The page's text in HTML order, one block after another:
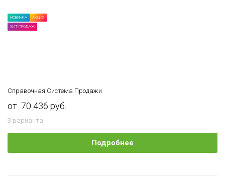
НОВИНКА
АКЦИЯ
ХИТ ПРОДАЖ
Справочная Система Продажи
от 70 436 руб.
3 варианта
Подробнее